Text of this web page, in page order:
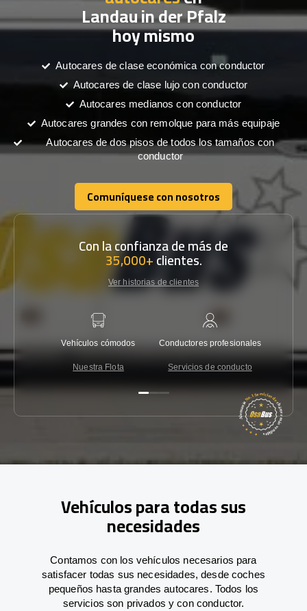
Landau in der Pfalz
hoy mismo
Autocares de clase económica con conductor
Autocares de clase lujo con conductor
Autocares medianos con conductor
Autocares grandes con remolque para más equipaje
Autocares de dos pisos de todos los tamaños con
conductor
Comuníquese con nosotros
Comuníquese con nosotros
Con la confianza de más de
35,000+clientes.
Ver historias de clientes
Vehículos cómodos
Nuestra Flota
Conductores profesionales
Servicios de conducto
Vehículos para todas sus
necesidades
Contamos con los vehículos necesarios para
satisfacer todas sus necesidades, desde coches
pequeños hasta grandes autocares. Todos los
servicios son privados y con conductor.